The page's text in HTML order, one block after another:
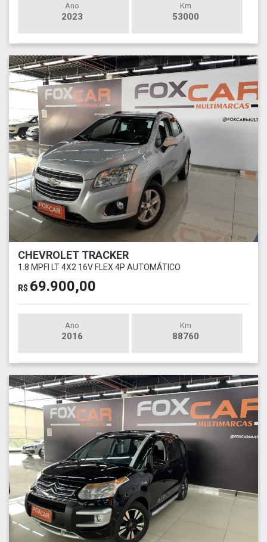
Ano
2023
Km
53000
CHEVROLET TRACKER
1.8 MPFI LT 4X2 16V FLEX 4P AUTOMÁTICO
R$ 69.900,00
Ano
2016
Km
88760